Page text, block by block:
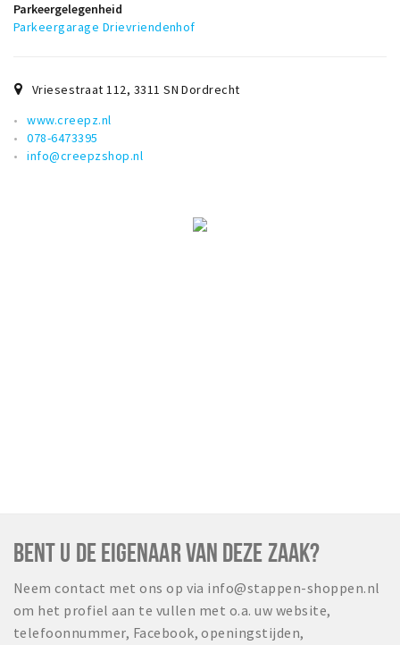
Parkeergelegenheid
Parkeergarage Drievriendenhof
Vriesestraat 112, 3311 SN Dordrecht
www.creepz.nl
078-6473395
info@creepzshop.nl
BENT U DE EIGENAAR VAN DEZE ZAAK?
Neem contact met ons op via info@stappen-shoppen.nl
om het profiel aan te vullen met o.a. uw website,
telefoonnummer, Facebook, openingstijden,